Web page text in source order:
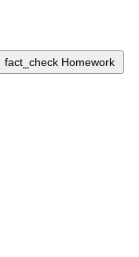
fact_check Homework